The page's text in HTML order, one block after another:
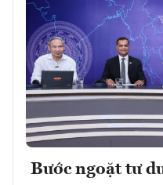
Bước ngoặt tư